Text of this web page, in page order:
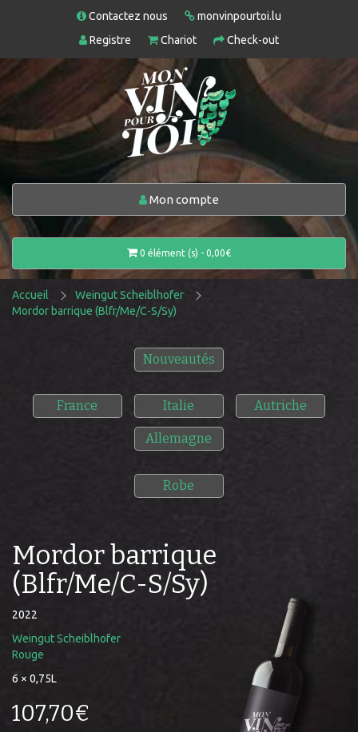
Contactez nous
monvinpourtoi.lu
Registre
Chariot Check-out
Mon compte
0 élément (s) - 0,00€
Accueil
Weingut Scheiblhofer
Mordor barrique (Blfr/Me/C-S/Sy)
Nouveautés
France Italie Autriche
Allemagne
Robe
Mordor barrique
(Blfr/Me/C-S/Sy)
2022
Weingut Scheiblhofer
Rouge
6 × 0,75L
107,70€